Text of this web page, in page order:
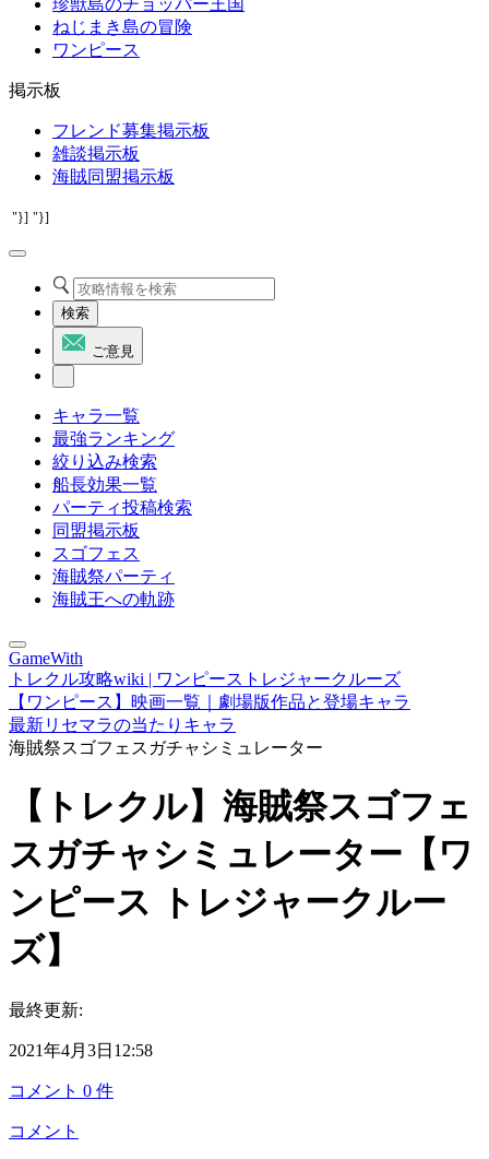
珍獣島のチョッパー王国
ねじまき島の冒険
ワンピース
掲示板
フレンド募集掲示板
雑談掲示板
海賊同盟掲示板
"}] "}]
検索
ご意見
キャラ一覧
最強ランキング
絞り込み検索
船長効果一覧
パーティ投稿検索
同盟掲示板
スゴフェス
海賊祭パーティ
海賊王への軌跡
GameWith
トレクル攻略wiki | ワンピーストレジャークルーズ
【ワンピース】映画一覧｜劇場版作品と登場キャラ
最新リセマラの当たりキャラ
海賊祭スゴフェスガチャシミュレーター
【トレクル】海賊祭スゴフェ
スガチャシミュレーター【ワ
ンピース トレジャークルー
ズ】
最終更新:
2021年4月3日12:58
コメント 0 件
コメント